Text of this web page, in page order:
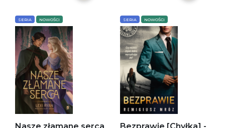
SERIA NOWOŚCI SERIA NOWOŚCI